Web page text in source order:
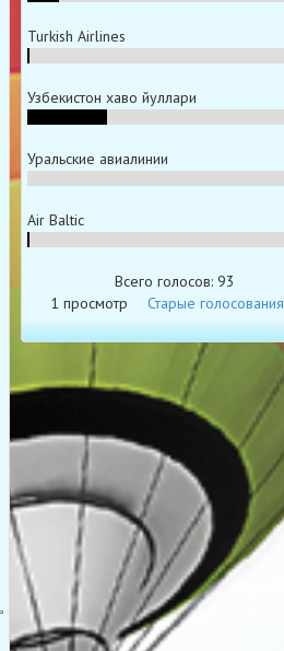
Turkish Airlines
Узбекистон хаво йуллари
Уральские авиалинии
Air Baltic
Всего голосов: 93
1 просмотр
Старые голосования